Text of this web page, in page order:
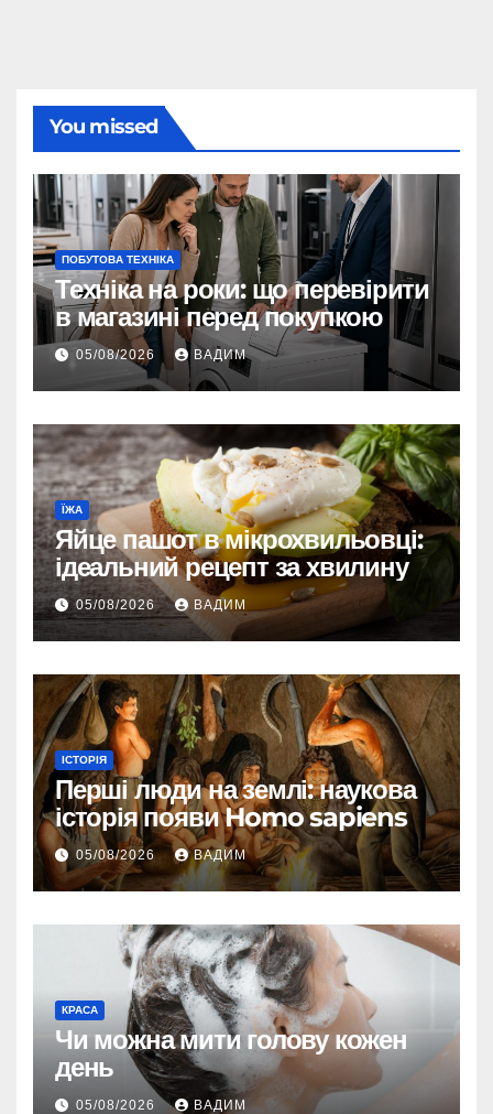
You missed
ПОБУТОВА ТЕХНІКА
Техніка на роки: що перевірити
в магазині перед покупкою
05/08/2026 ВАДИМ
ЇЖА
Яйце пашот в мікрохвильовці:
ідеальний рецепт за хвилину
05/08/2026 ВАДИМ
ІСТОРІЯ
Перші люди на землі: наукова
історія появи Homo sapiens
05/08/2026 ВАДИМ
КРАСА
Чи можна мити голову кожен
день
05/08/2026 ВАДИМ